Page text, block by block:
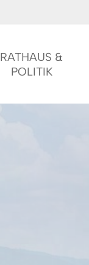
RATHAUS &
POLITIK